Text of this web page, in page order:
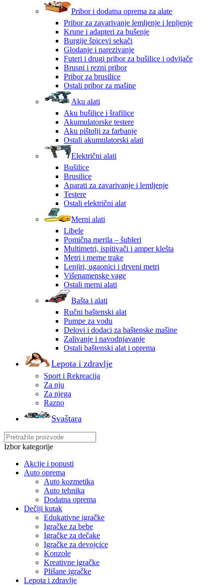
Pribor i dodatna oprema za alate
Pribor za zavarivanje lemljenje i lepljenje
Krune i adapteri za bušenje
Burgije špicevi sekači
Glodanje i narezivanje
Futeri i drugi pribor za bušilice i odvijače
Brusni i rezni pribor
Pribor za brusilice
Ostali pribor za mašine
Aku alati
Aku bušilice i šrafilice
Akumulatorske testere
Aku pištolji za farbanje
Ostali akumulatorski alati
Električni alati
Bušilice
Brusilice
Aparati za zavarivanje i lemljenje
Testere
Ostali električni alat
Merni alati
Libele
Pomična merila – šubleri
Multimetri, ispitivači i amper klešta
Metri i merne trake
Lenjiri, ugaonici i drveni metri
Višenamenske vage
Ostali merni alati
Bašta i alati
Ručni baštenski alat
Pumpe za vodu
Delovi i dodaci za baštenske mašine
Zalivanje i navodnjavanje
Ostali baštenski alat i oprema
Lepota i zdravlje
Sport i Rekreacija
Za nju
Za njega
Razno
Svaštara
Izbor kategorije
Akcije i popusti
Auto oprema
Auto kozmetika
Auto tehnika
Dodatna oprema
Dečiji kutak
Edukativne igračke
Igračke za bebe
Igračke za dečake
Igračke za devojcice
Konzole
Kreativne igračke
Plišane igračke
Lepota i zdravlje